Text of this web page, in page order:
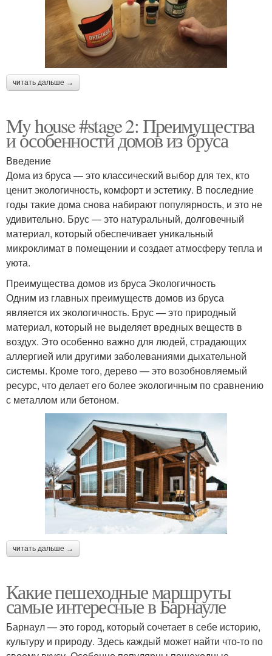
читать дальше →
My house #stage 2: Преимущества
и особенности домов из бруса
Введение
Дома из бруса — это классический выбор для тех, кто
ценит экологичность, комфорт и эстетику. В последние
годы такие дома снова набирают популярность, и это не
удивительно. Брус — это натуральный, долговечный
материал, который обеспечивает уникальный
микроклимат в помещении и создает атмосферу тепла и
уюта.
Преимущества домов из бруса Экологичность
Одним из главных преимуществ домов из бруса
является их экологичность. Брус — это природный
материал, который не выделяет вредных веществ в
воздух. Это особенно важно для людей, страдающих
аллергией или другими заболеваниями дыхательной
системы. Кроме того, дерево — это возобновляемый
ресурс, что делает его более экологичным по сравнению
с металлом или бетоном.
читать дальше →
Какие пешеходные маршруты
самые интересные в Барнауле
Барнаул — это город, который сочетает в себе историю,
культуру и природу. Здесь каждый может найти что-то по